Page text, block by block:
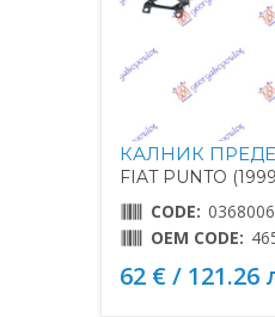
КАЛНИК
FIAT PUNTO
CODE:
OEM CODE:
62 € / 121.26